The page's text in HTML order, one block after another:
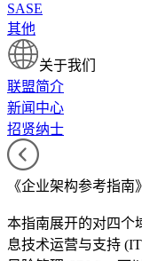
SASE
其他
关于我们
联盟简介
新闻中心
招贤纳士
《企业架构参考指南》
本指南展开的对四个
息技术运营与支持